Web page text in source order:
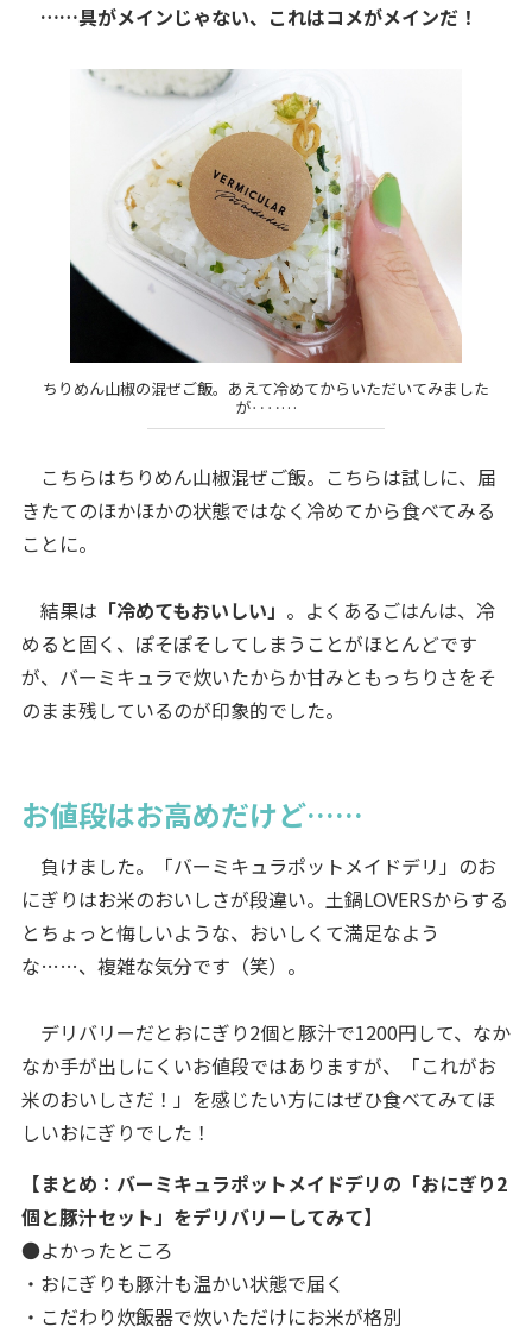
……具がメインじゃない、これはコメがメインだ！
ちりめん山椒の混ぜご飯。あえて冷めてからいただいてみました
が‥‥…
こちらはちりめん山椒混ぜご飯。こちらは試しに、届
きたてのほかほかの状態ではなく冷めてから食べてみる
ことに。
結果は 「冷めてもおいしい」 。よくあるごはんは、冷
めると固く、ぽそぽそしてしまうことがほとんどです
が、バーミキュラで炊いたからか甘みともっちりさをそ
のまま残しているのが印象的でした。
お値段はお高めだけど……
負けました。「バーミキュラポットメイドデリ」のお
にぎりはお米のおいしさが段違い。土鍋LOVERSからする
とちょっと悔しいような、おいしくて満足なよう
な……、複雑な気分です（笑）。
デリバリーだとおにぎり2個と豚汁で1200円して、なか
なか手が出しにくいお値段ではありますが、「これがお
米のおいしさだ！」を感じたい方にはぜひ食べてみてほ
しいおにぎりでした！
【まとめ：バーミキュラポットメイドデリの「おにぎり2
個と豚汁セット」をデリバリーしてみて】
●よかったところ
・おにぎりも豚汁も温かい状態で届く
・こだわり炊飯器で炊いただけにお米が格別